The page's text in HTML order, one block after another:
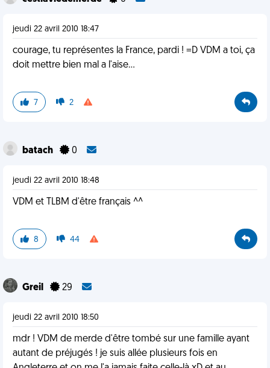
jeudi 22 avril 2010 18:47
courage, tu représentes la France, pardi ! =D VDM a toi, ça
doit mettre bien mal a l'aise...
7 2
batach 0
jeudi 22 avril 2010 18:48
VDM et TLBM d'être français ^^
8 44
Greil 29
jeudi 22 avril 2010 18:50
mdr ! VDM de merde d'être tombé sur une famille ayant
autant de préjugés ! je suis allée plusieurs fois en